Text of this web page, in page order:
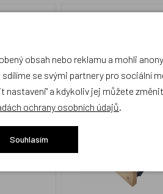
obsah nebo reklamu a mohli
se svými partnery pro sociální
nastavení" a kdykoliv jej můžete
ochrany osobních údajů.
Souhlasím